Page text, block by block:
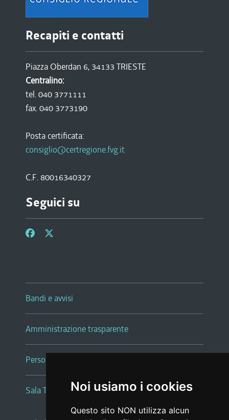
Noi usiamo i cookies
Questo sito NON utilizza alcun
Recapiti e contatti
Piazza Oberdan 6, 34133 TRIESTE
Centralino:
tel. 040 3771111
fax. 040 3773190
Posta certificata:
consiglio@certregione.fvg.it
C.F. 80016340327
Seguici su
Bandi e avvisi
Amministrazione trasparente
Persone e Uffici
Sala Tiziano Tessitori